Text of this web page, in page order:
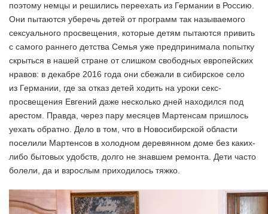
поэтому немцы и решились переехать из Германии в Россию.
Они пытаются уберечь детей от программ так называемого
сексуального просвещения, которые детям пытаются привить
с самого раннего детства Семья уже предпринимала попытку
скрыться в нашей стране от слишком свободных европейских
нравов: в декабре 2016 года они сбежали в сибирское село
из Германии, где за отказ детей ходить на уроки секс-
просвещения Евгений даже несколько дней находился под
арестом. Правда, через пару месяцев Мартенсам пришлось
уехать обратно. Дело в том, что в Новосибирской области
поселили Мартенсов в холодном деревянном доме без каких-
либо бытовых удобств, долго не знавшем ремонта. Дети часто
болели, да и взрослым приходилось тяжко.